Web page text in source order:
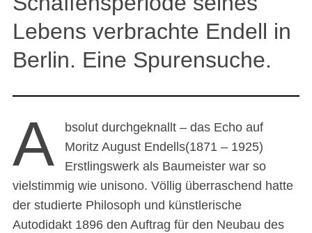
Lebens verbrachte Endell in
Berlin. Eine Spurensuche.
A
bsolut durchgeknallt – das Echo auf
Moritz August Endells(1871 – 1925)
Erstlingswerk als Baumeister war so
vielstimmig wie unisono. Völlig überraschend hatte
der studierte Philosoph und künstlerische
Autodidakt 1896 den Auftrag für den Neubau des